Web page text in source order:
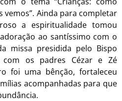
vemos”. Ainda para completar
a espiritualidade tomou
ao santíssimo com o
missa presidida pelo Bispo
os padres Cézar e Zé
foi uma bênção, fortaleceu
acompanhadas para que